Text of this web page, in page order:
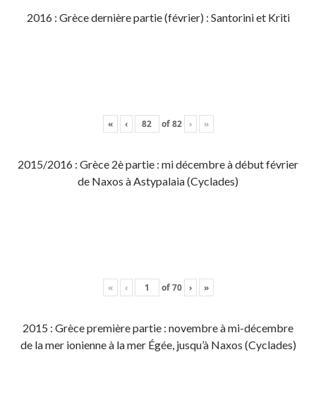
2016 : Grèce dernière partie (février) : Santorini et Kriti
« ‹ of82 › »
2015/2016 : Grèce 2è partie : mi décembre à début février
de Naxos à Astypalaia (Cyclades)
« ‹ of70 › »
2015 : Grèce première partie : novembre à mi-décembre
de la mer ionienne à la mer Égée, jusqu’à Naxos (Cyclades)